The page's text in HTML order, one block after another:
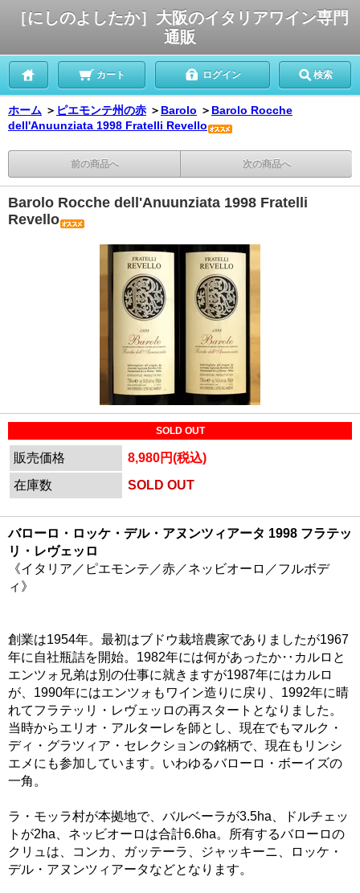
［にしのよしたか］大阪のイタリアワイン専門
通販
カート ログイン 検索
ホーム ＞ ピエモンテ州の赤 ＞ Barolo ＞ Barolo Rocche
dell'Anuunziata 1998 Fratelli Revello
前の商品へ 次の商品へ
Barolo Rocche dell'Anuunziata 1998 Fratelli
Revello
SOLD OUT
販売価格
8,980円(税込)
在庫数
SOLD OUT
バローロ・ロッケ・デル・アヌンツィアータ 1998 フラテッ
リ・レヴェッロ
《イタリア／ピエモンテ／赤／ネッビオーロ／フルボデ
ィ》
創業は1954年。最初はブドウ栽培農家でありましたが1967
年に自社瓶詰を開始。1982年には何があったか‥カルロと
エンツォ兄弟は別の仕事に就きますが1987年にはカルロ
が、1990年にはエンツォもワイン造りに戻り、1992年に晴
れてフラテッリ・レヴェッロの再スタートとなりました。
当時からエリオ・アルターレを師とし、現在でもマルク・
ディ・グラツィア・セレクションの銘柄で、現在もリンシ
エメにも参加しています。いわゆるバローロ・ボーイズの
一角。
ラ・モッラ村が本拠地で、バルベーラが3.5ha、ドルチェッ
トが2ha、ネッビオーロは合計6.6ha。所有するバローロの
クリュは、コンカ、ガッテーラ、ジャッキーニ、ロッケ・
デル・アヌンツィアータなどとなります。